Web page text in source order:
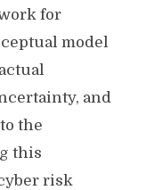
for
model
and
the
this
risk